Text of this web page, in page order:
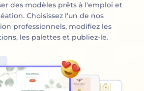
des modèles prêts à l'emploi et
Choisissez l'un de nos
professionnels, modifiez les
les palettes et publiez-le.